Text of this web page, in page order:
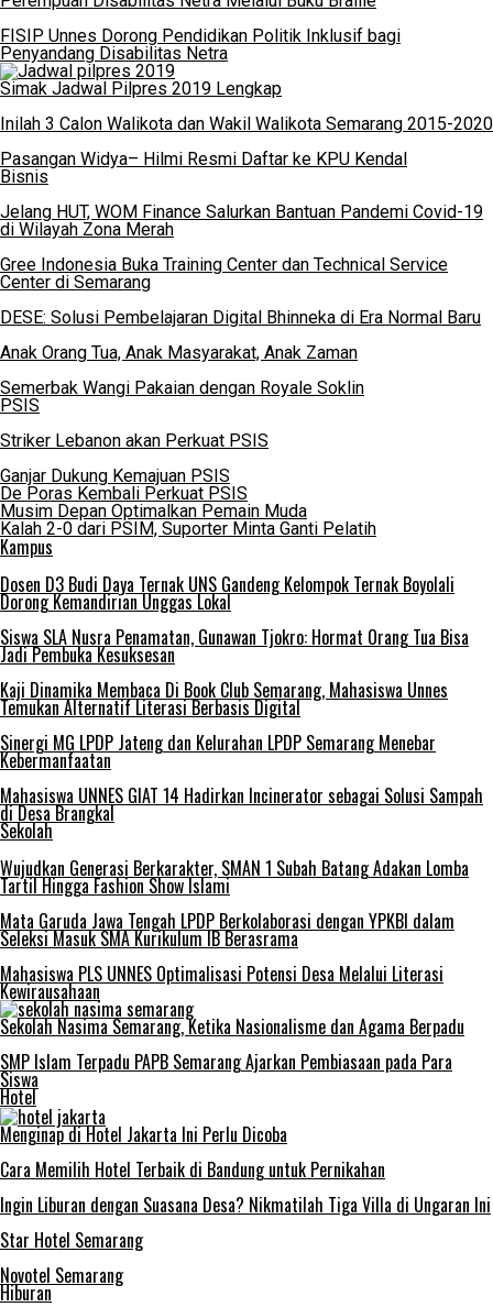
FISIP Unnes Dorong Pendidikan Politik Inklusif bagi
Penyandang Disabilitas Netra
Simak Jadwal Pilpres 2019 Lengkap
Inilah 3 Calon Walikota dan Wakil Walikota Semarang 2015-2020
Pasangan Widya– Hilmi Resmi Daftar ke KPU Kendal
Bisnis
Jelang HUT, WOM Finance Salurkan Bantuan Pandemi Covid-19
di Wilayah Zona Merah
Gree Indonesia Buka Training Center dan Technical Service
Center di Semarang
DESE: Solusi Pembelajaran Digital Bhinneka di Era Normal Baru
Anak Orang Tua, Anak Masyarakat, Anak Zaman
Semerbak Wangi Pakaian dengan Royale Soklin
PSIS
Striker Lebanon akan Perkuat PSIS
Ganjar Dukung Kemajuan PSIS
De Poras Kembali Perkuat PSIS
Musim Depan Optimalkan Pemain Muda
Kalah 2-0 dari PSIM, Suporter Minta Ganti Pelatih
Kampus
Dosen D3 Budi Daya Ternak UNS Gandeng Kelompok Ternak Boyolali
Dorong Kemandirian Unggas Lokal
Siswa SLA Nusra Penamatan, Gunawan Tjokro: Hormat Orang Tua Bisa
Jadi Pembuka Kesuksesan
Kaji Dinamika Membaca Di Book Club Semarang, Mahasiswa Unnes
Temukan Alternatif Literasi Berbasis Digital
Sinergi MG LPDP Jateng dan Kelurahan LPDP Semarang Menebar
Kebermanfaatan
Mahasiswa UNNES GIAT 14 Hadirkan Incinerator sebagai Solusi Sampah
di Desa Brangkal
Sekolah
Wujudkan Generasi Berkarakter, SMAN 1 Subah Batang Adakan Lomba
Tartil Hingga Fashion Show Islami
Mata Garuda Jawa Tengah LPDP Berkolaborasi dengan YPKBI dalam
Seleksi Masuk SMA Kurikulum IB Berasrama
Mahasiswa PLS UNNES Optimalisasi Potensi Desa Melalui Literasi
Kewirausahaan
Sekolah Nasima Semarang, Ketika Nasionalisme dan Agama Berpadu
SMP Islam Terpadu PAPB Semarang Ajarkan Pembiasaan pada Para
Siswa
Hotel
Menginap di Hotel Jakarta Ini Perlu Dicoba
Cara Memilih Hotel Terbaik di Bandung untuk Pernikahan
Ingin Liburan dengan Suasana Desa? Nikmatilah Tiga Villa di Ungaran Ini
Star Hotel Semarang
Novotel Semarang
Hiburan